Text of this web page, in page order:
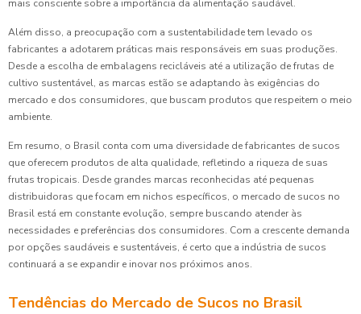
mais consciente sobre a importância da alimentação saudável.
Além disso, a preocupação com a sustentabilidade tem levado os
fabricantes a adotarem práticas mais responsáveis em suas produções.
Desde a escolha de embalagens recicláveis até a utilização de frutas de
cultivo sustentável, as marcas estão se adaptando às exigências do
mercado e dos consumidores, que buscam produtos que respeitem o meio
ambiente.
Em resumo, o Brasil conta com uma diversidade de fabricantes de sucos
que oferecem produtos de alta qualidade, refletindo a riqueza de suas
frutas tropicais. Desde grandes marcas reconhecidas até pequenas
distribuidoras que focam em nichos específicos, o mercado de sucos no
Brasil está em constante evolução, sempre buscando atender às
necessidades e preferências dos consumidores. Com a crescente demanda
por opções saudáveis e sustentáveis, é certo que a indústria de sucos
continuará a se expandir e inovar nos próximos anos.
Tendências do Mercado de Sucos no Brasil